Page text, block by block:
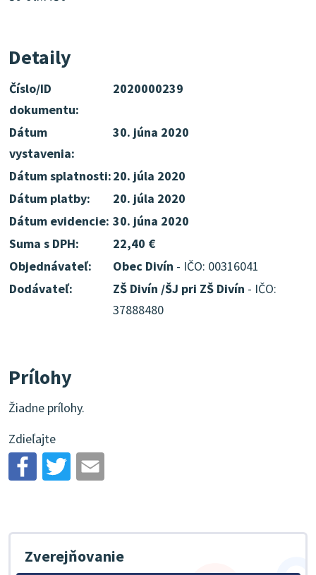
Detaily
Číslo/ID
dokumentu:
2020000239
Dátum
vystavenia:
30. júna 2020
Dátum splatnosti:20. júla 2020
Dátum platby:
20. júla 2020
Dátum evidencie: 30. júna 2020
Suma s DPH:
22,40 €
Objednávateľ:
Obec Divín - IČO: 00316041
Dodávateľ:
ZŠ Divín /ŠJ pri ZŠ Divín - IČO:
37888480
Prílohy
Žiadne prílohy.
Zdieľajte
Zverejňovanie